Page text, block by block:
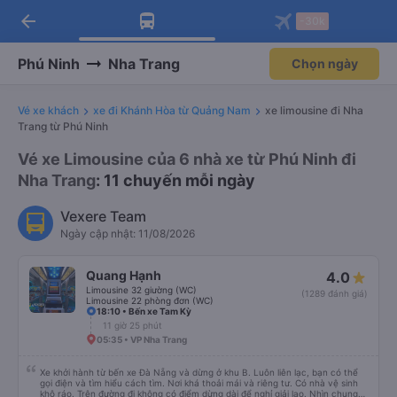
Tải app Vexere ngay!
Nhận ưu đãi thành viên độc
Mở app
Tải app Vexere
-30k/ghế khi đặt vé máy bay qua
Mở app
arrow_back
Phú Ninh Nha Trang Chọn ngày
Vé xe khách xe đi Khánh Hòa từ Quảng Nam
xe limousine đi Nha
Trang từ Phú Ninh
Vé xe Limousine của 6 nhà xe từ Phú Ninh đi
Nha Trang: 11 chuyến mỗi ngày
Vexere Team
Ngày cập nhật: 11/08/2026
Quang Hạnh
Limousine 32 giường (WC)
Limousine 22 phòng đơn (WC)
4.0
(1289 đánh giá)
18:10 • Bến xe Tam Kỳ
11 giờ 25 phút
05:35 • VP Nha Trang
Xe khởi hành từ bến xe Đà Nẵng và dừng ở khu B. Luôn liên lạc, bạn có thể
gọi điện và tìm hiểu cách tìm. Nơi khá thoải mái và riêng tư. Có nhà vệ sinh
khô ráo. Trên đường đi không có điểm dừng dài để nghỉ giải lao. Nhìn chung